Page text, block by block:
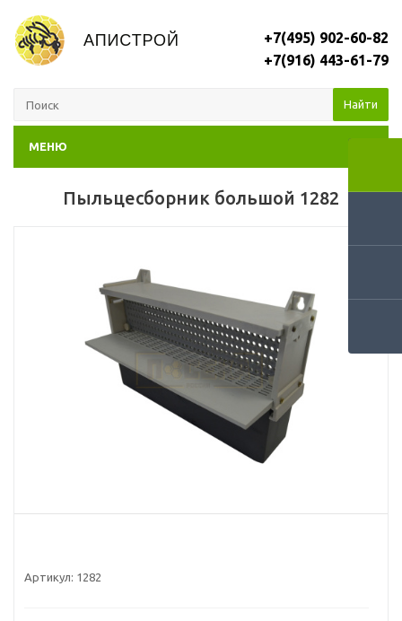
+7(495) 902-60-82
+7(916) 443-61-79
Найти
МЕНЮ
Пыльцесборник большой 1282
Артикул: 1282